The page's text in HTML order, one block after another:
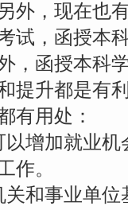
外，现在也
试，函授本
，函授本科
提升都是有
有用处：
增加就业
作。
和事业单